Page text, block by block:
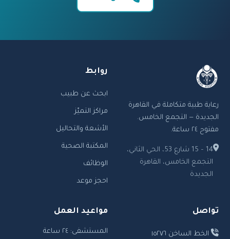
رعاية طبية متكاملة في القاهرة
الجديدة — التجمع الخامس.
مفتوح ٢٤ ساعة.
14 – 15 شارع 53، الحي الثاني،
التجمع الخامس، القاهرة
الجديدة
روابط
ابحث عن طبيب
مراكز التميّز
الأشعة والتحاليل
المكتبة الصحية
الوظائف
احجز موعد
تواصل
الخط الساخن ١٥٢٧٦
مواعيد العمل
المستشفى: ٢٤ ساعة